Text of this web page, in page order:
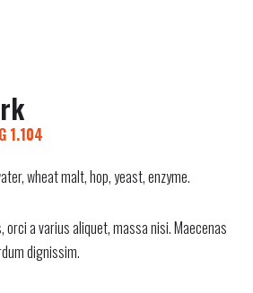
1.104
wheat malt, hop, yeast, enzyme.
orci a varius aliquet, massa nisi. Maecenas
dignissim.